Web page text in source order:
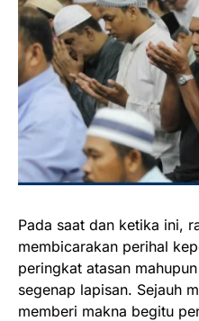
Pada saat dan ketika ini,
membicarakan perihal
peringkat atasan
segenap lapisan. Sejauh
memberi makna begitu